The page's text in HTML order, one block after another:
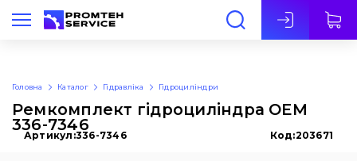
Укр
Головна Каталог Гідравліка Гідроциліндри
Ремкомплект гідроциліндра OEM
336-7346
Артикул:336-7346 Код:203671